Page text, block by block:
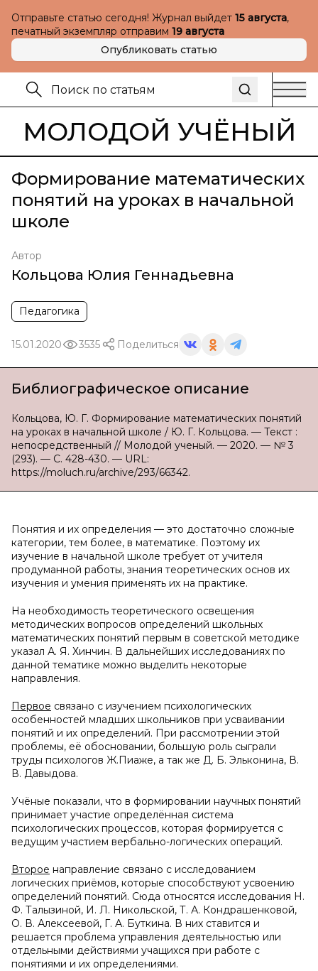
Отправьте статью сегодня! Журнал выйдет 15 августа,
печатный экземпляр отправим 19 августа
Опубликовать статью
МОЛОДОЙ УЧЁНЫЙ
Формирование математических
понятий на уроках в начальной
школе
Автор
Кольцова Юлия Геннадьевна
Педагогика
15.01.2020 3535 Поделиться
Библиографическое описание
Кольцова, Ю. Г. Формирование математических понятий
на уроках в начальной школе / Ю. Г. Кольцова. — Текст :
непосредственный // Молодой ученый. — 2020. — № 3
(293). — С. 428-430. — URL:
https://moluch.ru/archive/293/66342.
Понятия и их определения — это достаточно сложные
категории, тем более, в математике. Поэтому их
изучение в начальной школе требует от учителя
продуманной работы, знания теоретических основ их
изучения и умения применять их на практике.
На необходимость теоретического освещения
методических вопросов определений школьных
математических понятий первым в советской методике
указал А. Я. Хинчин. В дальнейших исследованиях по
данной тематике можно выделить некоторые
направления.
Первое связано с изучением психологических
особенностей младших школьников при усваивании
понятий и их определений. При рассмотрении этой
проблемы, её обосновании, большую роль сыграли
труды психологов Ж.Пиаже, а так же Д. Б. Эльконина, В.
В. Давыдова.
Учёные показали, что в формировании научных понятий
принимает участие определённая система
психологических процессов, которая формируется с
ведущим участием вербально-логических операций.
Второе направление связано с исследованием
логических приёмов, которые способствуют усвоению
определений понятий. Сюда относятся исследования Н.
Ф. Талызиной, И. Л. Никольской, Т. А. Кондрашенковой,
О. В. Алексеевой, Г. А. Буткина. В них ставится и
решается проблема управления деятельностью или
отдельными действиями учащихся при работе с
понятиями и их определениями.